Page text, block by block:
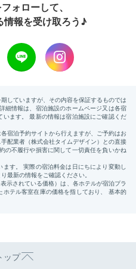
ォローして、
情報を受け取ろう♪
ップ